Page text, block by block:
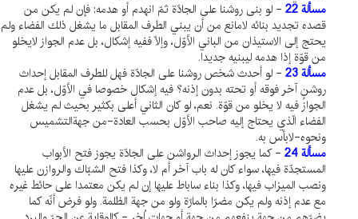
مسألة 22
- لو بنى روشنا على الجادّة ثمّ انهدم أو هدمه: فإن لم يكن من
قصده تجديد بنائه لامانع من أن يبني الطرف المقابل ما يشغل ذلك الفضاء ولم
يحتج إلى الاستيذان من الباني الأوّل، وإلّا ففيه إشكال، بل عدم الجواز لايخلو
من قوّة إذا هدمه ليبنيه جديدا.
مسألة 23
- لو أحدث شخص روشنا على الجادّة فهل للطرف المقابل إحداث
روشنٍ آخر فوقه أو تحته بدون إذنه؟ فيه إشكال خصوصا في الأوّل، بل عدم
الجواز فيه لا يخلو من قوّة. نعم، لو كان الثاني أعلى بكثير بحيث لم يشغل
الفضاء الّذي يحتاج إليه صاحب الأوّل بحسب العادة-من جهةالتشميس
ونحوه-لابأس به.
مسألة 24
- كما يجوز إحداث الرواشن على الجادّة يجوز فتح الأبواب
المستجدّة فيها، سواء كان له باب آخر أم لا، وكذا فتح الشبّاك والروازن عليها
ونصب الميزاب فيها، وكذا بناء ساباط عليها إن لم يكن معتمدا على حائط غيره
مع عدم إذنه ولم يكن مضرّا بالمارّة ولو من جهة الظلمة. ولو فرض أنّه كما